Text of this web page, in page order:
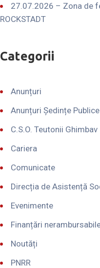
27.07.2026 – Zona de
ROCKSTADT
Categorii
Anunțuri
Anunțuri Ședințe Publice
C.S.O. Teutonii Ghimbav
Cariera
Comunicate
Direcția de Asistență
Evenimente
Finanțări
Noutăți
PNRR